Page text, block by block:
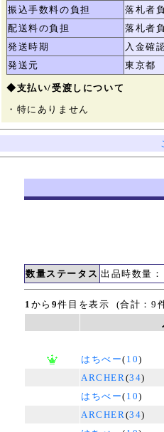
振込手数料の負担
落札者
配送料の負担
落札者
発送時期
入金確
発送元
東京都
◆支払い/受渡しについて
・特にありません
数量ステータス 出品時数量
1 から 9件目を表示 (合計：9
はちべー( 10)
ARCHER(34)
はちべー( 10)
ARCHER(34)